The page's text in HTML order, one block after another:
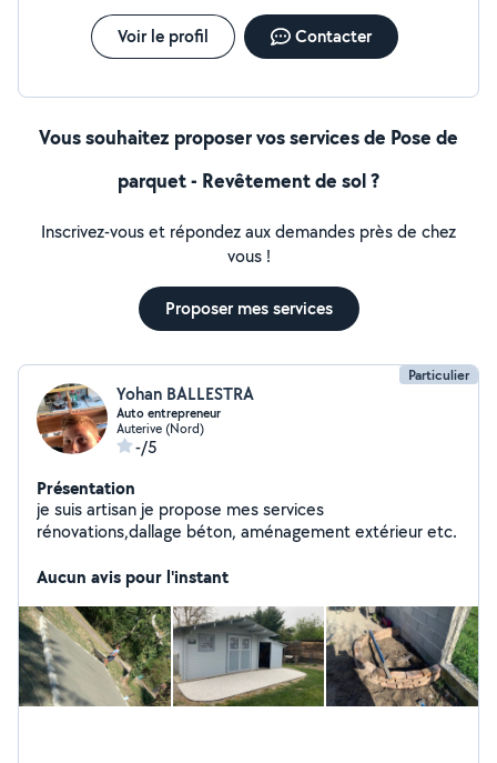
Voir le profil Contacter
Vous souhaitez proposer vos services de Pose de
parquet - Revêtement de sol ?
Inscrivez-vous et répondez aux demandes près de chez
vous !
Proposer mes services
Particulier
Yohan BALLESTRA
Auto entrepreneur
Auterive (Nord)
-/5
Présentation
je suis artisan je propose mes services
rénovations,dallage béton, aménagement extérieur etc.
Aucun avis pour l'instant